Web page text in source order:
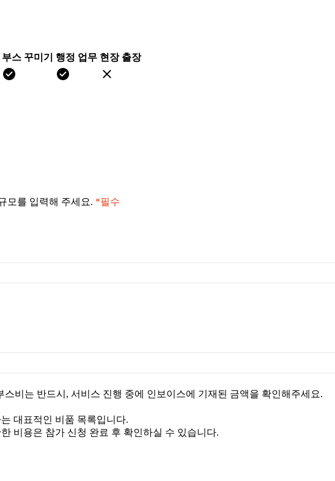
부스 꾸미기 행정 업무 현장 출장
모를 입력해 주세요. *필수
스비는 반드시, 서비스 진행 중에 인보이스에 기재된 금액을 확인해주세요.
대표적인 비품 목록입니다.
비용은 참가 신청 완료 후 확인하실 수 있습니다.